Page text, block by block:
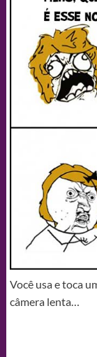
Você usa e toca
câmera lenta…